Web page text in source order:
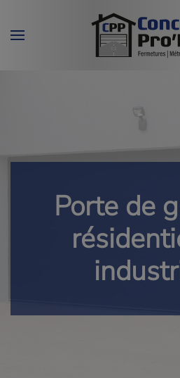
Skip to main content
Porte de